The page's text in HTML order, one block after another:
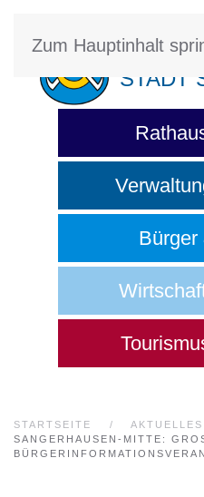
Zum Hauptinhalt
STADT
Bürger
STARTSEITE AKTUELLES
SANGERHAUSEN-MITTE: